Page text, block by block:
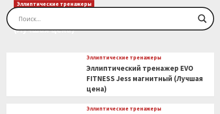
Эллиптические тренажеры
Эллиптический тренажер EVO FITNESS Orion
(Лучшая цена)
Эллиптические тренажеры
Эллиптический тренажер EVO
FITNESS Jess магнитный (Лучшая
цена)
Эллиптические тренажеры